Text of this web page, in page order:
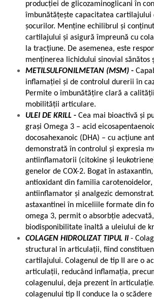
producției de glicozaminoglicani în
îmbunătățește capacitatea cartilajului
șocurilor. Menține echilibrul și
cartilajului și asigură împreună cu
la tracțiune. De asemenea, este
menținerea lichidului sinovial sănătos
METILSULFONILMETAN (MSM) -
inflamației și de controlul durerii în
Permite o îmbunătățire clară a
mobilității articulare.
ULEI DE KRILL - Cea mai bioactivă și
grași Omega 3 – acid
docosahexanoic (DHA) – cu acțiune
demonstrată în controlul și expresia
antiinflamatorii (citokine și
genelor de COX-2. Bogat în
antioxidant din familia carotenoidelor,
antiinflamator și analgezic
astaxantinei în miceliile formate din
omega 3, permit o absorbție
biodisponibilitate înaltă a uleiului de
COLAGEN HIDROLIZAT TIPUL II -
structural în articulații, fiind
cartilajului. Colagenul de tip II are o
articulații, reducând inflamația,
colagenului, deja prezent în
colagenului tip II conduce la o scădere